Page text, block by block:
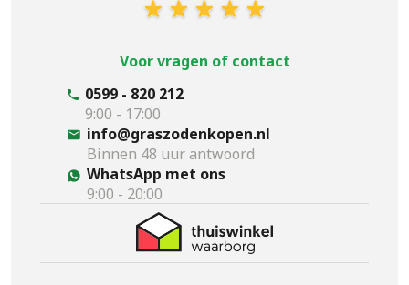
Voor vragen of contact
0599 - 820 212
9:00 - 17:00
info@graszodenkopen.nl
Binnen 48 uur antwoord
WhatsApp met ons
9:00 - 20:00